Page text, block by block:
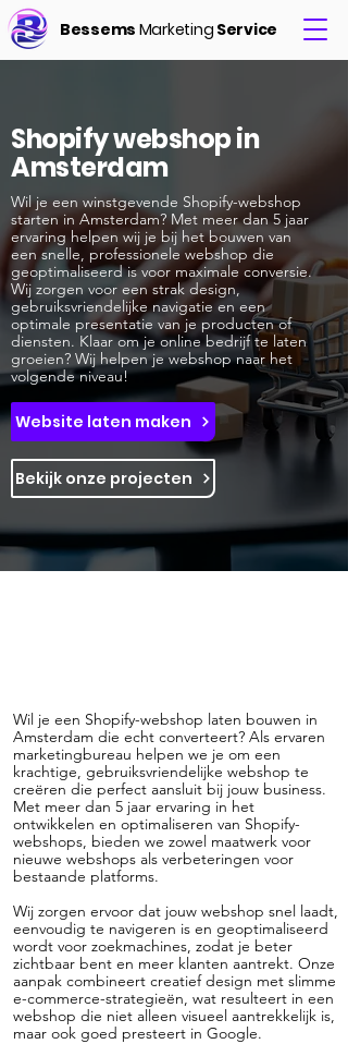
Bessems Marketing Service
Shopify webshop in
Amsterdam
Wil je een winstgevende Shopify-webshop
starten in Amsterdam? Met meer dan 5 jaar
ervaring helpen wij je bij het bouwen van
een snelle, professionele webshop die
geoptimaliseerd is voor maximale conversie.
Wij zorgen voor een strak design,
gebruiksvriendelijke navigatie en een
optimale presentatie van je producten of
diensten. Klaar om je online bedrijf te laten
groeien? Wij helpen je webshop naar het
volgende niveau!
Website laten maken
Bekijk onze projecten
Wil je een Shopify-webshop laten bouwen in
Amsterdam die echt converteert? Als ervaren
marketingbureau helpen we je om een
krachtige, gebruiksvriendelijke webshop te
creëren die perfect aansluit bij jouw business.
Met meer dan 5 jaar ervaring in het
ontwikkelen en optimaliseren van Shopify-
webshops, bieden we zowel maatwerk voor
nieuwe webshops als verbeteringen voor
bestaande platforms.
Wij zorgen ervoor dat jouw webshop snel laadt,
eenvoudig te navigeren is en geoptimaliseerd
wordt voor zoekmachines, zodat je beter
zichtbaar bent en meer klanten aantrekt. Onze
aanpak combineert creatief design met slimme
e-commerce-strategieën, wat resulteert in een
webshop die niet alleen visueel aantrekkelijk is,
maar ook goed presteert in Google.